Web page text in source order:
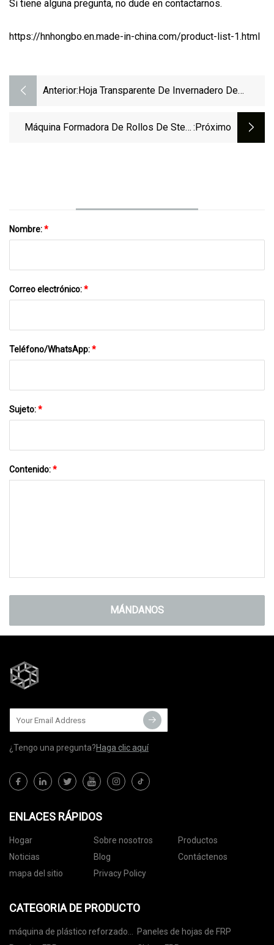
Si tiene alguna pregunta, no dude en contactarnos.
https://hnhongbo.en.made-in-china.com/product-list-1.html
Anterior:Hoja Transparente De Invernadero De
De Vidrio
Máquina Formadora De Rollos De Stent :próximo
Nombre:*
Correo electrónico:*
Teléfono/WhatsApp:*
Sujeto:*
Contenido:*
MÁNDANOS
¿Tengo una pregunta?Haga clic aquí
ENLACES RÁPIDOS
Hogar Sobre nosotros
Productos
Noticias
Blog
Contáctenos
mapa del sitio
Privacy Policy
CATEGORIA DE PRODUCTO
máquina de plástico reforzado
Paneles de hojas de FRP